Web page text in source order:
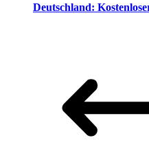
Deutschland: